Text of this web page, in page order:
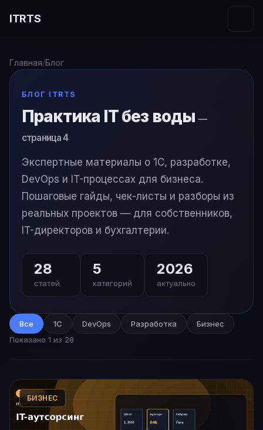
ITRTS
Главная/Блог
БЛОГ ITRTS
Практика IT без воды—
страница 4
Экспертные материалы о 1С, разработке,
DevOps и IT-процессах для бизнеса.
Пошаговые гайды, чек-листы и разборы из
реальных проектов — для собственников,
IT-директоров и бухгалтерии.
28
статей
5
категорий
2026
актуально
Все 1С DevOps Разработка
Бизнес
Показано 1 из 28
БИЗНЕС